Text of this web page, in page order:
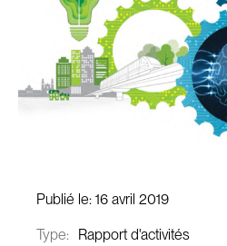
Publié le: 16 avril 2019
Type:
Rapport d'activités